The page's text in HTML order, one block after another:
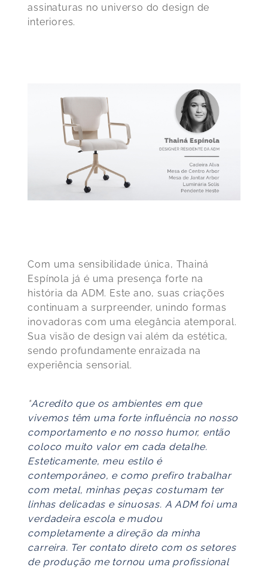
assinaturas no universo do design de
interiores.
Com uma sensibilidade única, Thainá
Espínola já é uma presença forte na
história da ADM. Este ano, suas criações
continuam a surpreender, unindo formas
inovadoras com uma elegância atemporal.
Sua visão de design vai além da estética,
sendo profundamente enraizada na
experiência sensorial.
"Acredito que os ambientes em que
vivemos têm uma forte influência no nosso
comportamento e no nosso humor, então
coloco muito valor em cada detalhe.
Esteticamente, meu estilo é
contemporâneo, e como prefiro trabalhar
com metal, minhas peças costumam ter
linhas delicadas e sinuosas. A ADM foi uma
verdadeira escola e mudou
completamente a direção da minha
carreira. Ter contato direto com os setores
de produção me tornou uma profissional